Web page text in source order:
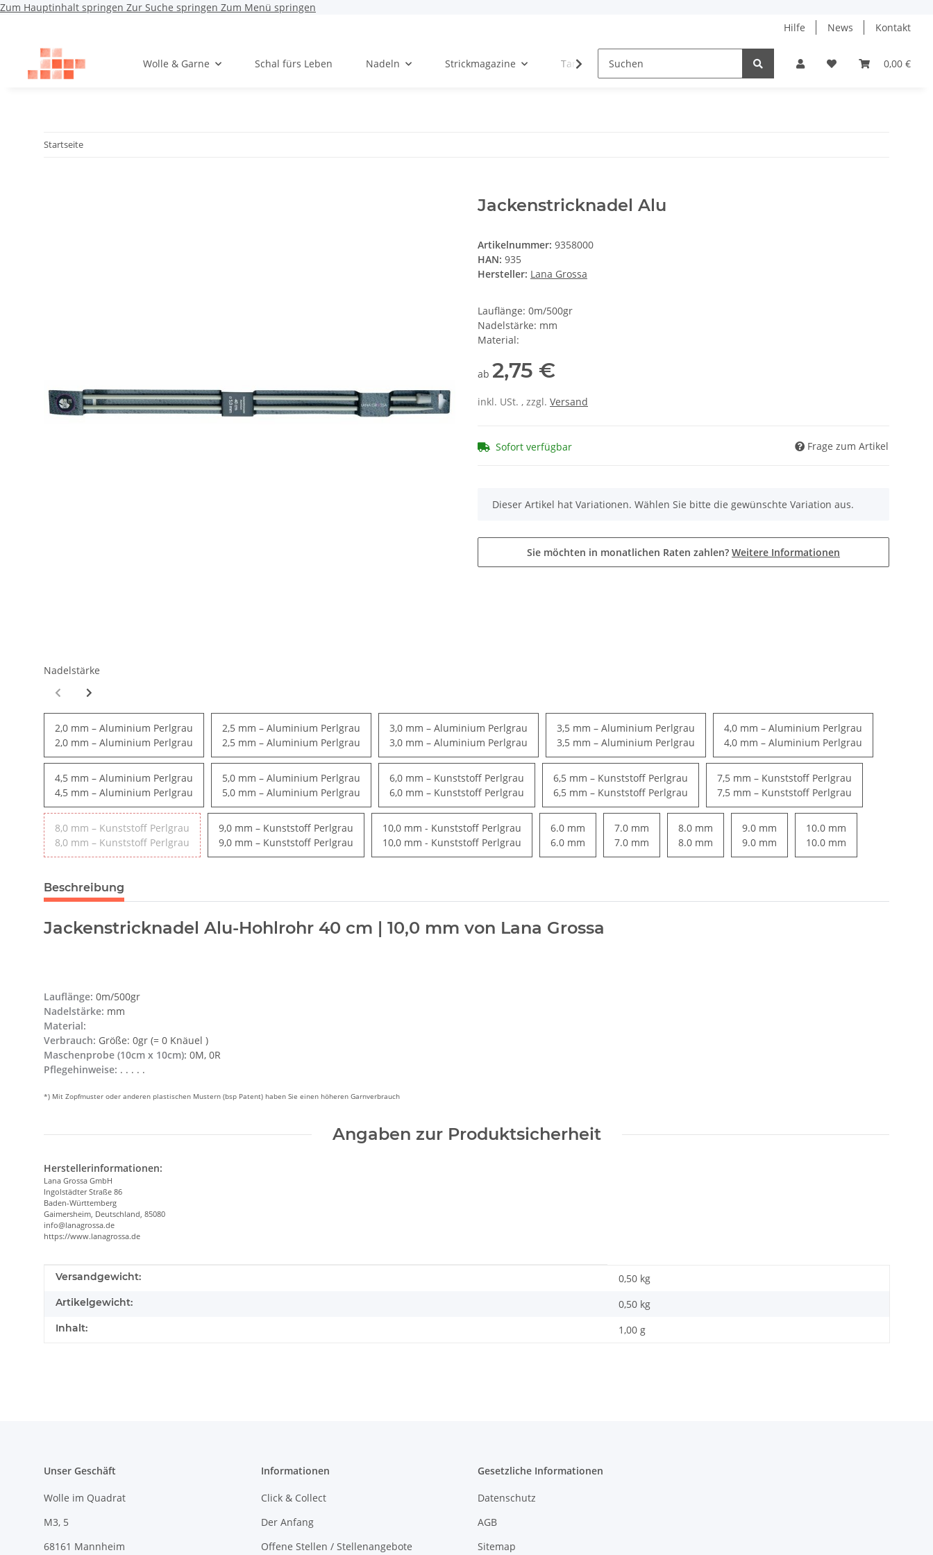
Zum Hauptinhalt springen Zur Suche springen Zum Menü springen
Hilfe
News Kontakt
0,00 €
Wolle & Garne Schal fürs Leben Nadeln Strickmagazine Tanja Steinbach
Startseite
Jackenstricknadel Alu
Artikelnummer: 9358000
HAN: 935
Hersteller: Lana Grossa
Lauflänge: 0m/500gr
Nadelstärke: mm
Material:
ab 2,75 €
inkl. USt. , zzgl. Versand
Sofort verfügbar Frage zum Artikel
x
Dieser Artikel hat Variationen. Wählen Sie bitte die gewünschte Variation aus.
Sie möchten in monatlichen Raten zahlen? Weitere Informationen
Nadelstärke
2,0 mm – Aluminium Perlgrau
2,0 mm – Aluminium Perlgrau
2,5 mm – Aluminium Perlgrau
2,5 mm – Aluminium Perlgrau
3,0 mm – Aluminium Perlgrau
3,0 mm – Aluminium Perlgrau
3,5 mm – Aluminium Perlgrau
3,5 mm – Aluminium Perlgrau
4,0 mm – Aluminium Perlgrau
4,0 mm – Aluminium Perlgrau
4,5 mm – Aluminium Perlgrau
4,5 mm – Aluminium Perlgrau
5,0 mm – Aluminium Perlgrau
5,0 mm – Aluminium Perlgrau
6,0 mm – Kunststoff Perlgrau
6,0 mm – Kunststoff Perlgrau
6,5 mm – Kunststoff Perlgrau
6,5 mm – Kunststoff Perlgrau
7,5 mm – Kunststoff Perlgrau
7,5 mm – Kunststoff Perlgrau
8,0 mm – Kunststoff Perlgrau
8,0 mm – Kunststoff Perlgrau
9,0 mm – Kunststoff Perlgrau
9,0 mm – Kunststoff Perlgrau
10,0 mm - Kunststoff Perlgrau
10,0 mm - Kunststoff Perlgrau
6.0 mm
6.0 mm
7.0 mm
7.0 mm
8.0 mm
8.0 mm
9.0 mm
9.0 mm
10.0 mm
10.0 mm
Beschreibung
Jackenstricknadel Alu-Hohlrohr 40 cm | 10,0 mm von Lana Grossa
Lauflänge: 0m/500gr
Nadelstärke: mm
Material:
Verbrauch: Größe: 0gr (= 0 Knäuel )
Maschenprobe (10cm x 10cm): 0M, 0R
Pflegehinweise: . . . . .
*) Mit Zopfmuster oder anderen plastischen Mustern (bsp Patent) haben Sie einen höheren Garnverbrauch
Angaben zur Produktsicherheit
Herstellerinformationen:
Lana Grossa GmbH
Ingolstädter Straße 86
Baden-Württemberg
Gaimersheim, Deutschland, 85080
info@lanagrossa.de
https://www.lanagrossa.de
Produkteigenschaft
Wert
Versandgewicht: 0,50 kg
Artikelgewicht: 0,50 kg
Inhalt: 1,00 g
Unser Geschäft
Wolle im Quadrat
M3, 5
68161 Mannheim
Informationen
Click & Collect
Der Anfang
Offene Stellen / Stellenangebote
Gesetzliche Informationen
Datenschutz
AGB
Sitemap